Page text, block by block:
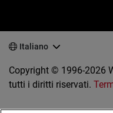
Italiano
Copyright © 1996-2026
tutti i diritti riservati.